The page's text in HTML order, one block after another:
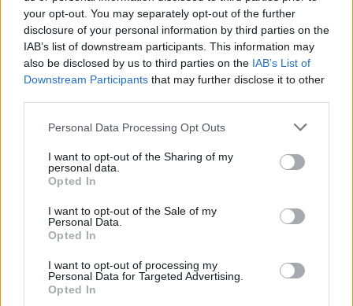
your opt-out. You may separately opt-out of the further
disclosure of your personal information by third parties on the
IAB’s list of downstream participants. This information may
also be disclosed by us to third parties on the IAB’s List of
Downstream Participants that may further disclose it to other
Personal Data Processing Opt Outs
I want to opt-out of the Sharing of my
personal data.
Opted In
I want to opt-out of the Sale of my
Personal Data.
Opted In
I want to opt-out of processing my
Personal Data for Targeted Advertising.
Opted In
5 kpl
11 kpl
Entä muut kuukaudet? Miten paljon Zürichissä
Tammikuussa Helmikuussa Maaliskuussa